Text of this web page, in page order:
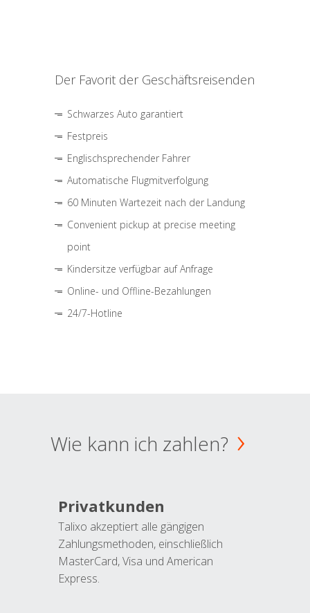
Der Favorit der Geschäftsreisenden
Schwarzes Auto garantiert
Festpreis
Englischsprechender Fahrer
Automatische Flugmitverfolgung
60 Minuten Wartezeit nach der Landung
Convenient pickup at precise meeting
point
Kindersitze verfügbar auf Anfrage
Online- und Offline-Bezahlungen
24/7-Hotline
Wie kann ich zahlen?
Privatkunden
Talixo akzeptiert alle gängigen
Zahlungsmethoden, einschließlich
MasterCard, Visa und American
Express.